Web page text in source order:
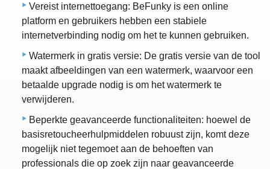
Vereist internettoegang: BeFunky is een online
platform en gebruikers hebben een stabiele
internetverbinding nodig om het te kunnen gebruiken.
Watermerk in gratis versie: De gratis versie van de tool
maakt afbeeldingen van een watermerk, waarvoor een
betaalde upgrade nodig is om het watermerk te
verwijderen.
Beperkte geavanceerde functionaliteiten: hoewel de
basisretoucheerhulpmiddelen robuust zijn, komt deze
mogelijk niet tegemoet aan de behoeften van
professionals die op zoek zijn naar geavanceerde